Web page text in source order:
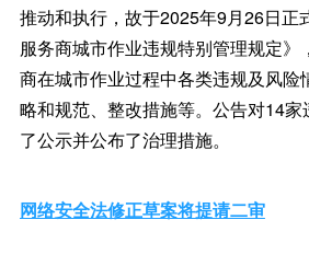
推动和执行，故于2025年9月26日正
服务商城市作业违规特别管理规定》
商在城市作业过程中各类违规及风险
略和规范、整改措施等。公告对14
了公示并公布了治理措施。
网络安全法修正草案将提请二审